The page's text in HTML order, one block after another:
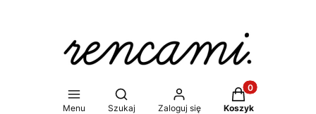
Menu
Otwórz wyszukiwarkę
Szukaj Zaloguj się
Produkty w
Koszyk